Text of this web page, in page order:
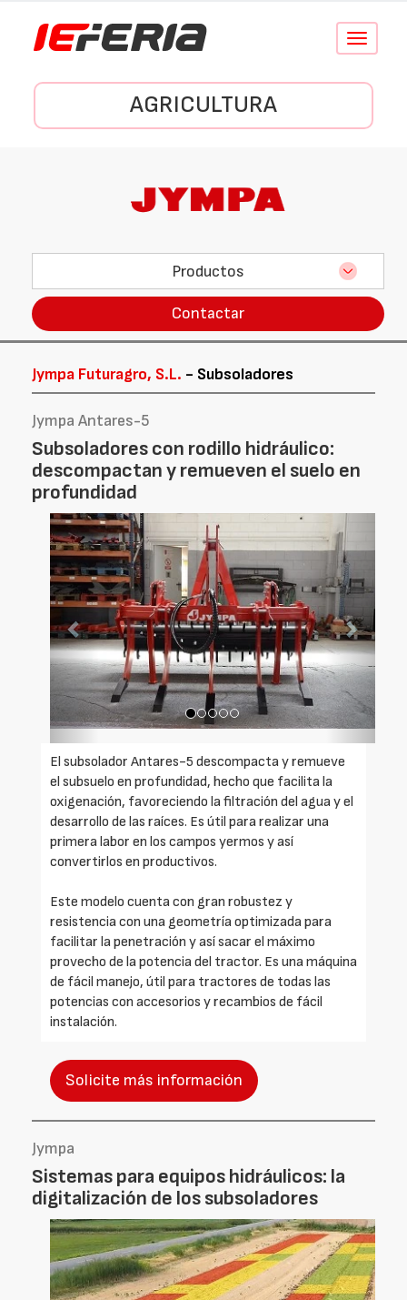
Conmutar
AGRICULTURA
Productos
Contactar
Jympa Futuragro, S.L. - Subsoladores
Jympa Antares-5
Subsoladores con rodillo hidráulico:
descompactan y remueven el suelo en
profundidad
Foto
Anterior
El subsolador Antares-5 descompacta y remueve
el subsuelo en profundidad, hecho que facilita la
oxigenación, favoreciendo la filtración del agua y el
desarrollo de las raíces. Es útil para realizar una
primera labor en los campos yermos y así
convertirlos en productivos.
Este modelo cuenta con gran robustez y
resistencia con una geometría optimizada para
facilitar la penetración y así sacar el máximo
provecho de la potencia del tractor. Es una máquina
de fácil manejo, útil para tractores de todas las
potencias con accesorios y recambios de fácil
instalación.
Solicite más información
Jympa
Sistemas para equipos hidráulicos: la
digitalización de los subsoladores